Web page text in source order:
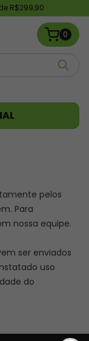
R$299,90
0
pelos
Para
nossa equipe.
ser enviados
uso
do